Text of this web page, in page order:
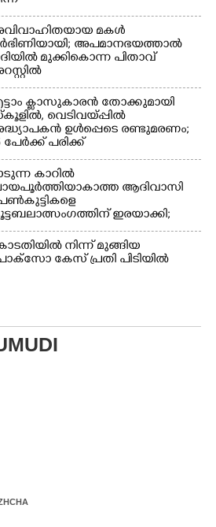
മകൾ
അപമാനഭയത്താൽ
മുക്കികൊന്ന പിതാവ്
ക്ളാസുകാരൻ തോക്കുമായി
വെടിവയ്പ്പിൽ
ഉൾപ്പെടെ രണ്ടുമരണം;
പേർക്ക് പരിക്ക്
കാറിൽ
ആദിവാസി
ഇരയാക്കി;
പേർ പിടിയിൽ
നിന്ന് മുങ്ങിയ
കേസ് പ്രതി പിടിയിൽ